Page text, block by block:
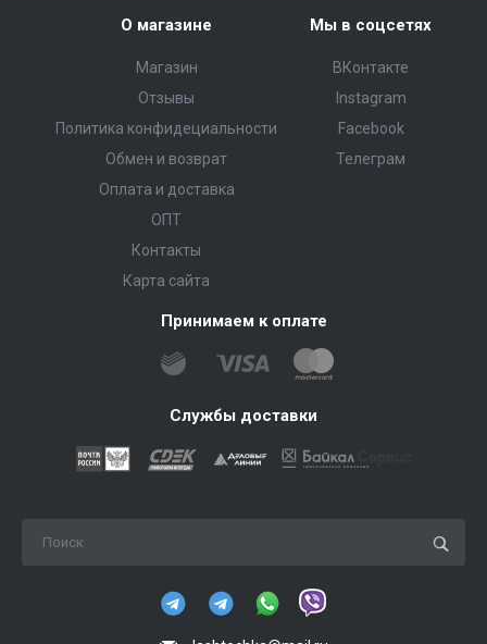
О магазине
Магазин
Отзывы
Политика конфидециальности
Обмен и возврат
Оплата и доставка
ОПТ
Контакты
Карта сайта
Мы в соцсетях
ВКонтакте
Instagram
Facebook
Телеграм
Принимаем к оплате
Службы доставки